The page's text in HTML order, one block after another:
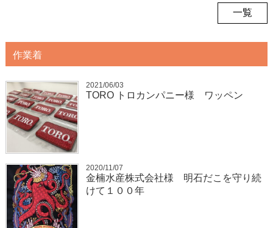
一覧
作業着
2021/06/03
TORO トロカンパニー様 ワッペン
2020/11/07
金楠水産株式会社様 明石だこを守り続
けて１００年